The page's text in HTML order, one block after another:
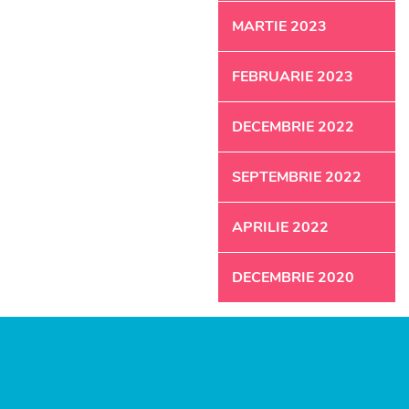
MARTIE 2023
FEBRUARIE 2023
DECEMBRIE 2022
SEPTEMBRIE 2022
APRILIE 2022
DECEMBRIE 2020